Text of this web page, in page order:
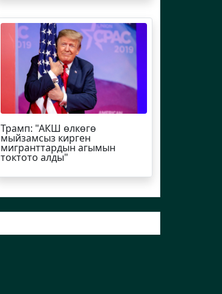
Трамп: "АКШ өлкөгө
мыйзамсыз кирген
мигранттардын агымын
токтото алды"